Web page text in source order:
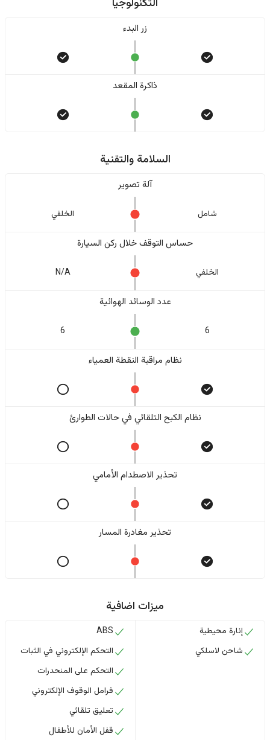
التكنولوجيا
زر البدء
ذاكرة المقعد
السلامة والتقنية
آلة تصوير
شامل الخلفي
حساس التوقف خلال ركن السيارة
الخلفي N/A
عدد الوسائد الهوائية
6
6
نظام مراقبة النقطة العمياء
نظام الكبح التلقائي في حالات الطوارئ
تحذير الاصطدام الأمامي
تحذير مغادرة المسار
ميزات اضافية
إنارة محيطية
شاحن لاسلكي
ABS
التحكم الإلكتروني في الثبات
التحكم على المنحدرات
فرامل الوقوف الإلكتروني
تعليق تلقائي
قفل الأمان للأطفال